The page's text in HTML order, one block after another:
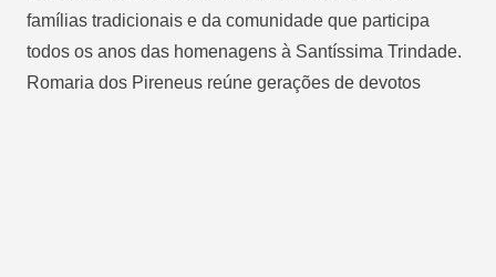
famílias tradicionais e da comunidade que participa
todos os anos das homenagens à Santíssima Trindade.
Romaria dos Pireneus reúne gerações de devotos